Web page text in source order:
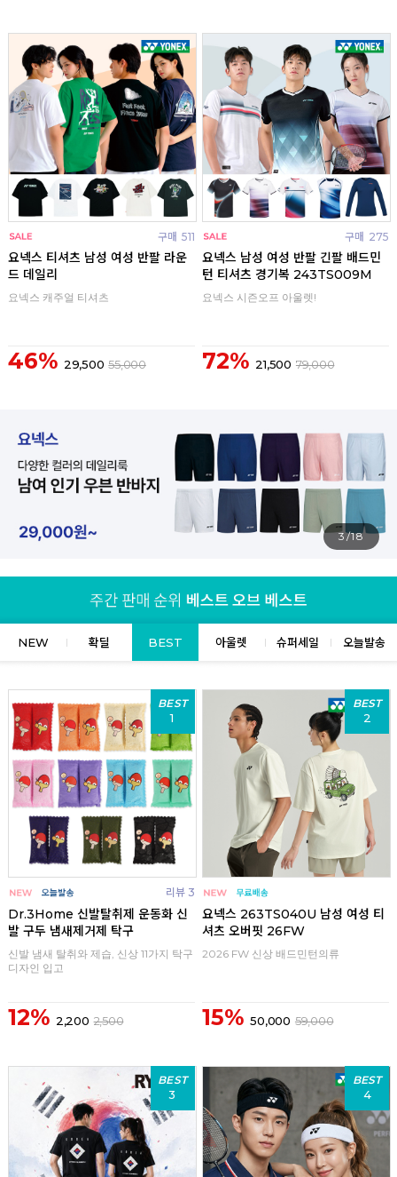
구매 511
요넥스 티셔츠 남성 여성 반팔 라운
드 데일리
요넥스 캐주얼 티셔츠
46% 29,500 55,000
구매 275
요넥스 남성 여성 반팔 긴팔 배드민
턴 티셔츠 경기복 243TS009M
요넥스 시즌오프 아울렛!
72% 21,500 79,000
4/18
NEW 확딜 BEST 아울렛 슈퍼세일 오늘발송
BEST
1
리뷰 3
Dr.3Home 신발탈취제 운동화 신
발 구두 냄새제거제 탁구
신발 냄새 탈취와 제습, 신상 11가지 탁구
디자인 입고
12% 2,200 2,500
BEST
2
요넥스 263TS040U 남성 여성 티
셔츠 오버핏 26FW
2026 FW 신상 배드민턴의류
15% 50,000 59,000
BEST
3
BEST
4